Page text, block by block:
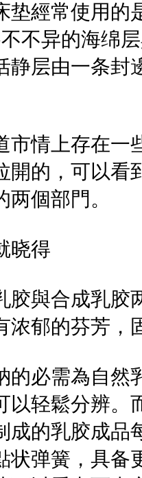
垫經常使用的
不异的海绵
静层由一条
市情上存在一
開的，可以看
個部門。
晓得
胶與合成乳胶
浓郁的芬芳，
的必需為自然
以轻鬆分辨。
成的乳胶成品
状弹簧，具备